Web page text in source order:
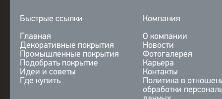
Быстрые ссылки
Главная
Декоративные покрытия
Промышленные покрытия
Подобрать покрытие
Идеи и советы
Где купить
Компания
О компании
Новости
Фотогалерея
Карьера
Контакты
Политика в
обработки